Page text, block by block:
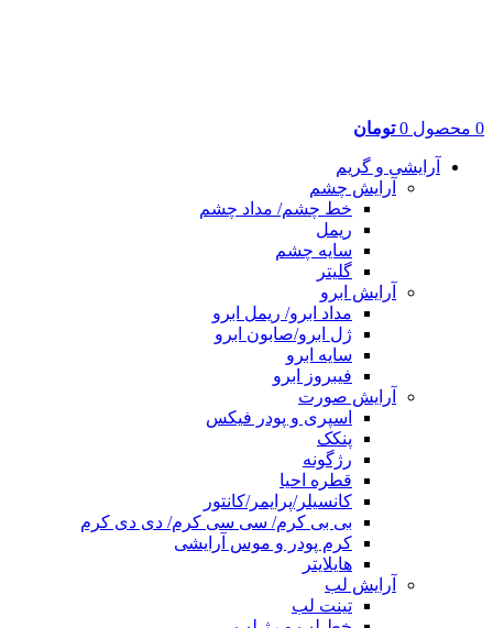
0 محصول 0 تومان
آرایشی و گریم
آرایش چشم
خط چشم/ مداد چشم
ریمل
سایه چشم
گلیتر
آرایش ابرو
مداد ابرو/ ریمل ابرو
ژل ابرو/صابون ابرو
سایه ابرو
فیبروز ابرو
آرایش صورت
اسپری و پودر فیکس
پنکک
رژگونه
قطره احیا
کانسیلر/پرایمر/کانتور
بی بی کرم/ سی سی کرم/ دی دی کرم
کرم پودر و موس آرایشی
هایلایتر
آرایش لب
تینت لب